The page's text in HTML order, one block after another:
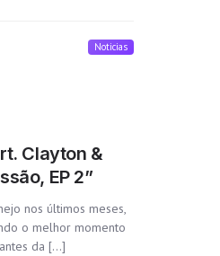
Noticias
Clayton &
EP 2”
nos últimos meses,
o melhor momento
da […]